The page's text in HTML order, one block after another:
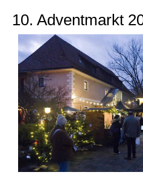
10. Adventmarkt